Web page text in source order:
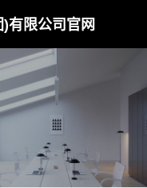
有限公司官网